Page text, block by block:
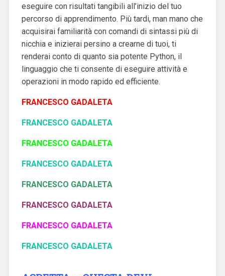
eseguire con risultati tangibili all’inizio del tuo
percorso di apprendimento. Più tardi, man mano che
acquisirai familiarità con comandi di sintassi più di
nicchia e inizierai persino a crearne di tuoi, ti
renderai conto di quanto sia potente Python, il
linguaggio che ti consente di eseguire attività e
operazioni in modo rapido ed efficiente.
FRANCESCO GADALETA
FRANCESCO GADALETA
FRANCESCO GADALETA
FRANCESCO GADALETA
FRANCESCO GADALETA
FRANCESCO GADALETA
FRANCESCO GADALETA
FRANCESCO GADALETA